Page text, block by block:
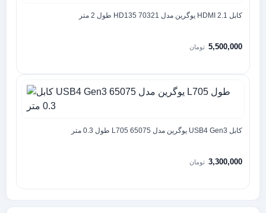
کابل 2.1 HDMI یوگرین مدل HD135 70321 طول 2 متر
5,500,000 تومان
کابل USB4 Gen3 یوگرین مدل 65075 L705 طول 0.3 متر
3,300,000 تومان